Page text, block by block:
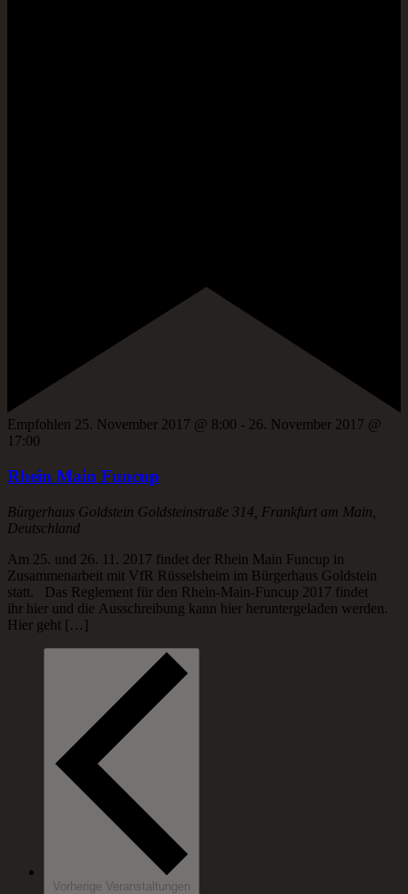
Empfohlen 25. November 2017 @ 8:00 - 26. November 2017 @
17:00
Rhein Main Funcup
Bürgerhaus Goldstein Goldsteinstraße 314, Frankfurt am Main,
Deutschland
Am 25. und 26. 11. 2017 findet der Rhein Main Funcup in
Zusammenarbeit mit VfR Rüsselsheim im Bürgerhaus Goldstein
statt. Das Reglement für den Rhein-Main-Funcup 2017 findet
ihr hier und die Ausschreibung kann hier heruntergeladen werden.
Hier geht […]
Vorherige Veranstaltungen